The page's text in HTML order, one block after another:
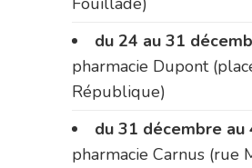
du 24 au 31
pharmacie Dupont
République)
du 31 décembre au
pharmacie Carnus (rue